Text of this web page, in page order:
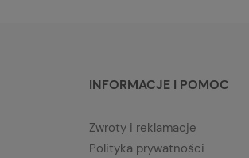
INFORMACJE I POMOC
Zwroty i reklamacje
Polityka prywatności